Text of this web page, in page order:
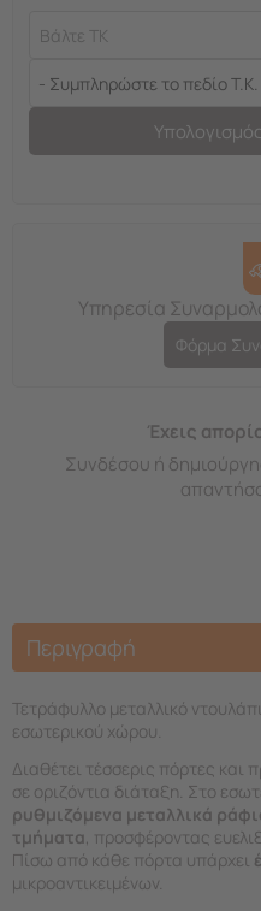
Υπηρεσία
Φόρμα
Έχεις
Συνδέσου ή
Περιγραφή
Τετράφυλλο μεταλλικό
εσωτερικού χώρου.
Διαθέτει τέσσερις πόρτες
σε οριζόντια διάταξη. Στο
ρυθμιζόμενα μεταλλικά
τμήματα, προσφέροντας
Πίσω από κάθε πόρτα υπάρχει
μικροαντικειμένων.